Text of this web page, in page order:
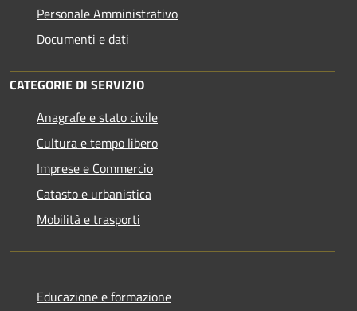
Personale Amministrativo
Documenti e dati
CATEGORIE DI SERVIZIO
Anagrafe e stato civile
Cultura e tempo libero
Imprese e Commercio
Catasto e urbanistica
Mobilità e trasporti
Educazione e formazione